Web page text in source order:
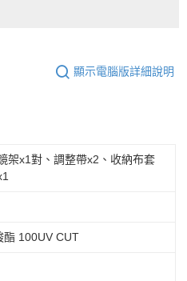
顯示電腦版詳細說明
架x1對、調整帶x2、收納布套
酯 100UV CUT